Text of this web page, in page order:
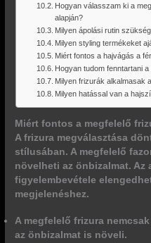
Hogyan válasszam ki a
alapján?
Milyen ápolási rutin
Milyen styling termékeket
Miért fontos a hajvágás a
Hogyan tudom fenntartani
Milyen frizurák alkalmasak
Milyen hatással van a
Miért fontos a megfelelő
A frizura megválasztása
stílusában. A megfelelő
növelheti az önbizalmat.
figyelembevétele
megjelenéshez.
A megfelelő frizura
az önbizalmat is növeli.